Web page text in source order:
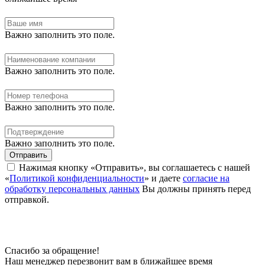
Важно заполнить это поле.
Важно заполнить это поле.
Важно заполнить это поле.
Важно заполнить это поле.
Отправить
Нажимая кнопку «Отправить», вы соглашаетесь с нашей
«Политикой конфиденциальности» и даете согласие на
обработку персональных данных Вы должны принять перед
отправкой.
Спасибо за обращение!
Наш менеджер перезвонит вам в ближайшее время